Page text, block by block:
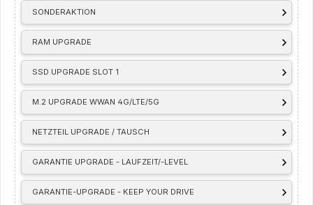
SONDERAKTION
RAM UPGRADE
SSD UPGRADE SLOT 1
M.2 UPGRADE WWAN 4G/LTE/5G
NETZTEIL UPGRADE / TAUSCH
GARANTIE UPGRADE - LAUFZEIT/-LEVEL
GARANTIE-UPGRADE - KEEP YOUR DRIVE